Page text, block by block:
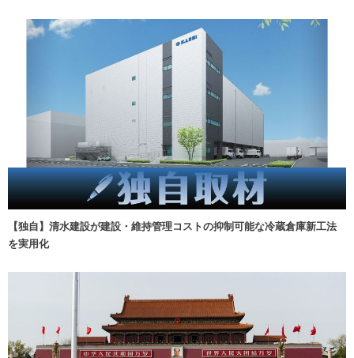
【独自】清水建設が建設・維持管理コストの抑制可能な冷蔵倉庫新工法
を実用化